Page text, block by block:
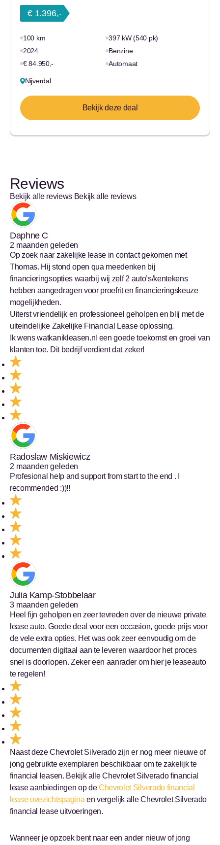
€ 1.396,-
100 km
397 kW (540 pk)
2024
Benzine
€ 84.950,-
Automaat
Nijverdal
Bekijk deze deal
Reviews
Bekijk alle reviews Bekijk alle reviews
Daphne C
2 maanden geleden
Op zoek naar zakelijke lease in contact gekomen met
Thomas. Hij stond open qua meedenken bij
financieringsopties waarbij wij zelf 2 auto’s/kentekens
hebben aangedragen voor proefrit en financieringskeuze
mogelijkheden.
Uiterst vriendelijk en professioneel geholpen en blij met de
uiteindelijke Zakelijke Financial Lease oplossing.
Ik wens watkanikleasen.nl een goede toekomst en groei van
klanten toe. Dit bedrijf verdient dat zeker!
Radoslaw Miskiewicz
2 maanden geleden
Profesional help and support from start to the end . I
recommended :))!!
Julia Kamp-Stobbelaar
3 maanden geleden
Heel fijn geholpen en zeer tevreden over de nieuwe private
lease auto. Goede deal voor een occasion, goede prijs voor
de vele extra opties. Het was ook zeer eenvoudig om de
documenten digitaal aan te leveren waardoor het proces
snel is doorlopen. Zeker een aanrader om hier je leaseauto
te regelen!
Naast deze Chevrolet Silverado zijn er nog meer nieuwe of
jong gebruikte exemplaren beschikbaar om te zakelijk te
financial leasen. Bekijk alle Chevrolet Silverado financial
lease aanbiedingen op deChevrolet Silverado financial
lease ovezichtspagina en vergelijk alle Chevrolet Silverado
financial lease uitvoeringen.
Wanneer je opzoek bent naar een ander nieuw of jong